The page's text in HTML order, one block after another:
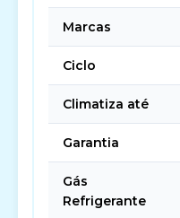
Marcas
Ciclo
Climatiza até
Garantia
Gás
Refrigerante